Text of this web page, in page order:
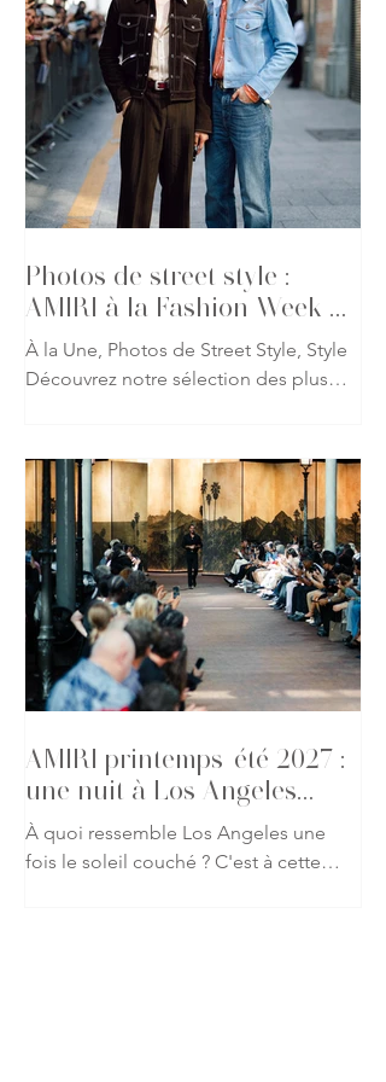
inspirée de son pays natal, en puisant
dans les sculptures millénaires des
grottes d’Ajanta, des temples de
Tarakeshwara et des représentations
sacrées qui ont façonné l’histoire de
l’art indien. Les robes, corsets et
drapés épousent les lignes du corps
comme les sculptures de pierre qui les
Photos de street style :
AMIRI à la Fashion Week de
Paris
À la Une, Photos de Street Style, Style
Découvrez notre sélection des plus
de la Fashion Week de Paris. Fidèle à
l'univers imaginé par Mike Amiri, les
invités ont revisité les codes du
glamour californien à travers des
silhouettes mêlant tailoring
décontracté, cuir, denim et détails
précieux. Une galerie qui capture
l'atmosphère du défilé et l'élégance
des invités présents pour l'un des
AMIRI printemps-été 2027 :
une nuit à Los Angeles
s'invite à Paris
À quoi ressemble Los Angeles une
fois le soleil couché ? C'est à cette